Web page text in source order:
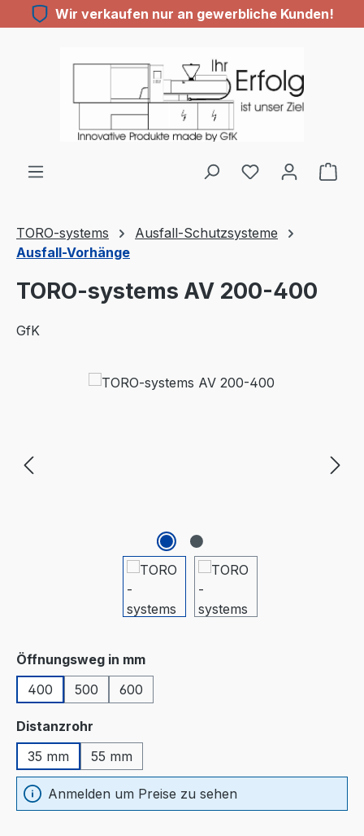
Zum Hauptinhalt springen
Wir verkaufen nur an gewerbliche Kunden!
Du hast 0
TORO-systems
Ausfall-Schutzsysteme
Ausfall-Vorhänge
TORO-systems AV 200-400
GfK
Bildergalerie überspringen
Öffnungsweg in mmauswählen
400
500 600
Distanzrohr
35 mm
55 mm
Anmelden um Preise zu sehen